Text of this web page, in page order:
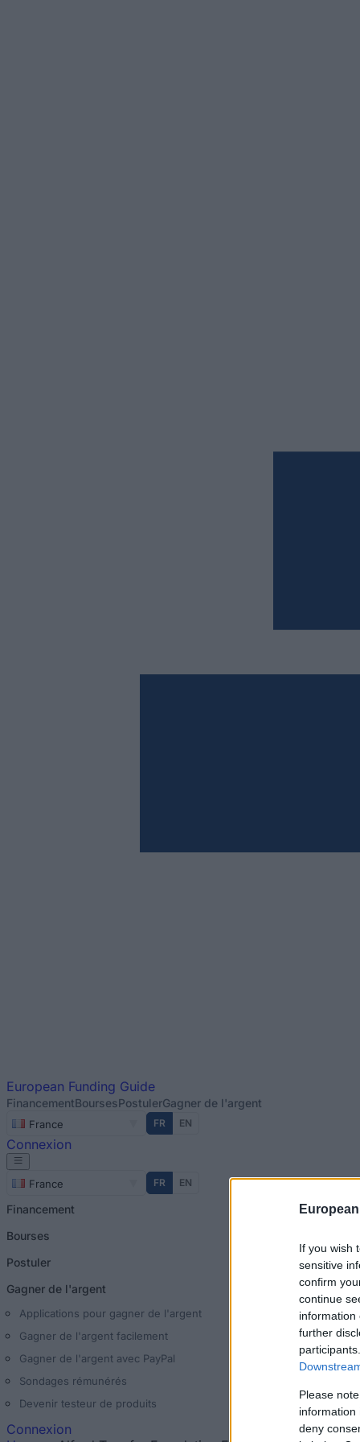
If you wish
sensitive
confirm
continue
information
further
Please
information
deny
European Funding Guide
FinancementBoursesPostulerGagner de l'argent
France FR EN
Connexion
France FR EN
Financement
Bourses
Postuler
Gagner de l'argent
Applications pour gagner de l'argent
Gagner de l'argent facilement
Gagner de l'argent avec PayPal
Sondages rémunérés
Devenir testeur de produits
Connexion